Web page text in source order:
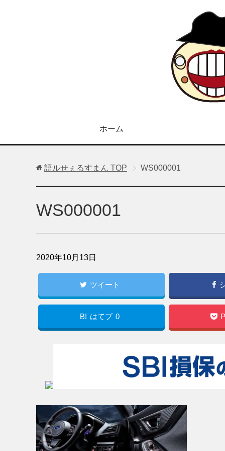
ホーム
語ルせぇるすまん TOP WS000001
WS000001
2020年10月13日
ツイート
B! はてブ 0